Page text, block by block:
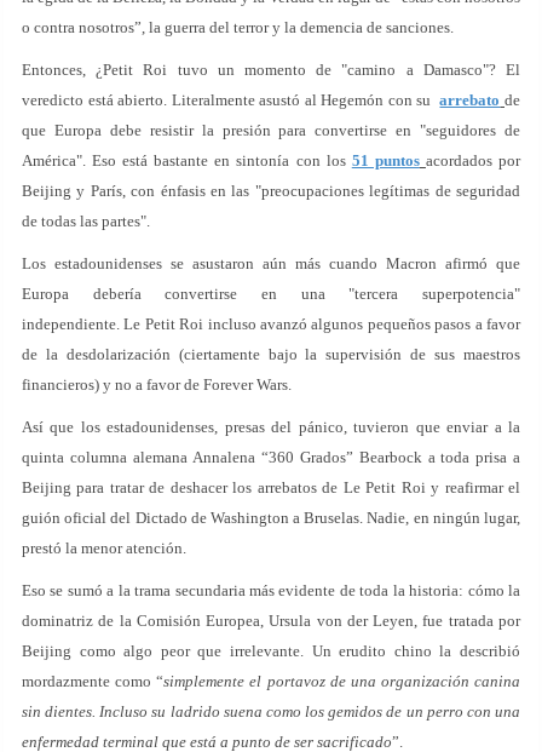
o contra nosotros”, la guerra del terror y la demencia de sanciones.
Entonces, ¿Petit Roi tuvo un momento de "camino a Damasco"? El
veredicto está abierto. Literalmente asustó al Hegemón con suarrebato de
que Europa debe resistir la presión para convertirse en "seguidores de
América". Eso está bastante en sintonía con los 51 puntos acordados por
Beijing y París, con énfasis en las "preocupaciones legítimas de seguridad
de todas las partes".
Los estadounidenses se asustaron aún más cuando Macron afirmó que
Europa debería convertirse en una "tercera superpotencia"
independiente. Le Petit Roi incluso avanzó algunos pequeños pasos a favor
de la desdolarización (ciertamente bajo la supervisión de sus maestros
financieros) y no a favor de Forever Wars.
Así que los estadounidenses, presas del pánico, tuvieron que enviar a la
quinta columna alemana Annalena “360 Grados” Bearbock a toda prisa a
Beijing para tratar de deshacer los arrebatos de Le Petit Roi y reafirmar el
guión oficial del Dictado de Washington a Bruselas. Nadie, en ningún lugar,
prestó la menor atención.
Eso se sumó a la trama secundaria más evidente de toda la historia: cómo la
dominatriz de la Comisión Europea, Ursula von der Leyen, fue tratada por
Beijing como algo peor que irrelevante. Un erudito chino la describió
mordazmente como “simplemente el portavoz de una organización canina
sin dientes. Incluso su ladrido suena como los gemidos de un perro con una
enfermedad terminal que está a punto de ser sacrificado”.